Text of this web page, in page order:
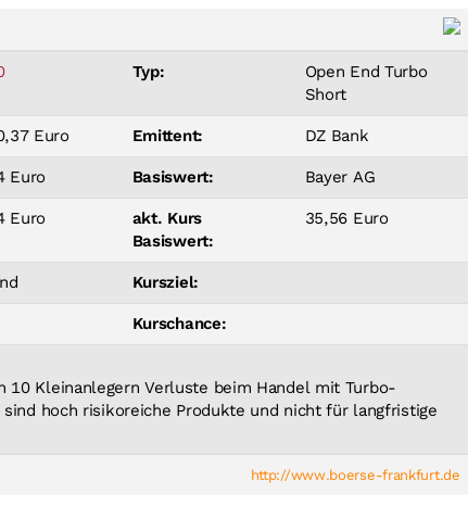
Typ:
Open End Turbo
Short
Euro Emittent: DZ Bank
Euro Basiswert: Bayer AG
Euro
akt. Kurs
Basiswert:
35,56 Euro
Kursziel:
Kurschance:
10 Kleinanlegern Verluste beim Handel mit Turbo-
hoch risikoreiche Produkte und nicht für langfristige
http://www.boerse-frankfurt.de